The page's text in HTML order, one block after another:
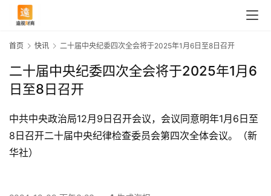
首页 快讯 二十届中央纪委四次全会将于2025年1月6日至8日召开
二十届中央纪委四次全会将于2025年1月6
日至8日召开
中共中央政治局12月9日召开会议，会议同意明年1月6日至
8日召开二十届中央纪律检查委员会第四次全体会议。（新
华社）